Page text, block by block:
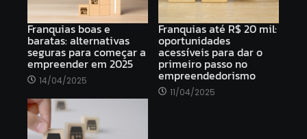
Franquias boas e
baratas: alternativas
seguras para começar a
empreender em 2025
14/04/2025
Franquias até R$ 20 mil:
oportunidades
acessíveis para dar o
primeiro passo no
empreendedorismo
11/04/2025